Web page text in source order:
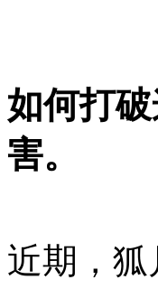
如何打
害。
近期，